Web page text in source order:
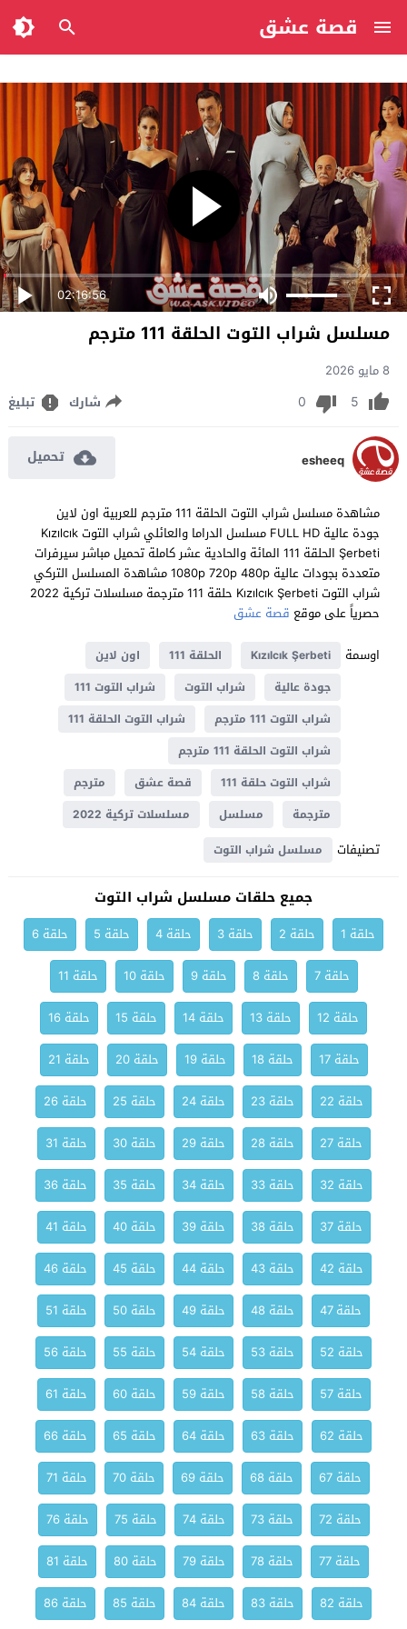
قصة عشق
02:16:56
مسلسل شراب التوت الحلقة 111 مترجم
8 مايو 2026
5
0 شارك تبليغ
esheeq تحميل
مشاهدة مسلسل شراب التوت الحلقة 111 مترجم للعربية اون لاين
جودة عالية FULL HD مسلسل الدراما والعائلي شراب التوت Kızılcık
Şerbeti الحلقة 111 المائة والحادية عشر كاملة تحميل مباشر سيرفرات
متعددة بجودات عالية 1080p 720p 480p مشاهدة المسلسل التركي
شراب التوت Kızılcık Şerbeti حلقة 111 مترجمة مسلسلات تركية 2022
حصرياً على موقع قصة عشق
اوسمة
Kızılcık Şerbeti الحلقة 111
اون لاين
جودة عالية
شراب التوت
شراب التوت 111
شراب التوت 111 مترجم
شراب التوت الحلقة 111
شراب التوت الحلقة 111 مترجم
شراب التوت حلقة 111
قصة عشق
مترجم
مترجمة
مسلسل مسلسلات تركية 2022
تصنيفات مسلسل شراب التوت
جميع حلقات مسلسل شراب التوت
حلقة 1 حلقة 2 حلقة 3 حلقة 4 حلقة 5
حلقة 6
حلقة 7
حلقة 8 حلقة 9 حلقة 10
حلقة 11
حلقة 12
حلقة 13 حلقة 14 حلقة 15
حلقة 16
حلقة 17
حلقة 18 حلقة 19 حلقة 20
حلقة 21
حلقة 22
حلقة 23 حلقة 24 حلقة 25
حلقة 26
حلقة 27
حلقة 28 حلقة 29 حلقة 30
حلقة 31
حلقة 32
حلقة 33 حلقة 34 حلقة 35
حلقة 36
حلقة 37
حلقة 38 حلقة 39 حلقة 40
حلقة 41
حلقة 42
حلقة 43 حلقة 44 حلقة 45
حلقة 46
حلقة 47
حلقة 48 حلقة 49 حلقة 50
حلقة 51
حلقة 52
حلقة 53 حلقة 54 حلقة 55
حلقة 56
حلقة 57
حلقة 58 حلقة 59 حلقة 60
حلقة 61
حلقة 62
حلقة 63 حلقة 64 حلقة 65
حلقة 66
حلقة 67
حلقة 68 حلقة 69 حلقة 70
حلقة 71
حلقة 72
حلقة 73 حلقة 74 حلقة 75
حلقة 76
حلقة 77
حلقة 78 حلقة 79 حلقة 80
حلقة 81
حلقة 82
حلقة 83 حلقة 84 حلقة 85 حلقة 86